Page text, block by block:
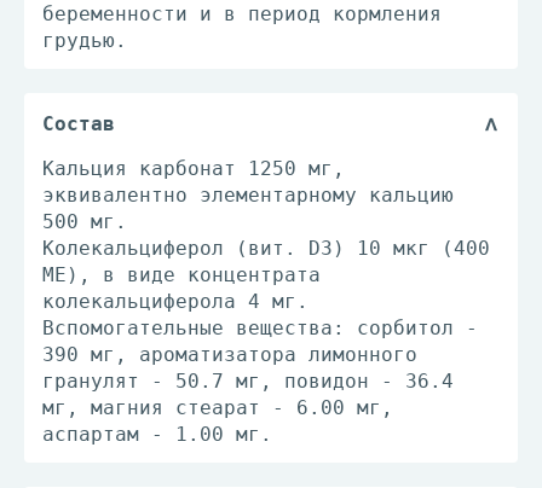
беременности и в период кормления
грудью.
Состав
Кальция карбонат 1250 мг,
эквивалентно элементарному кальцию
500 мг.
Колекальциферол (вит. D3) 10 мкг (400
МЕ), в виде концентрата
колекальциферола 4 мг.
Вспомогательные вещества: сорбитол -
390 мг, ароматизатора лимонного
гранулят - 50.7 мг, повидон - 36.4
мг, магния стеарат - 6.00 мг,
аспартам - 1.00 мг.